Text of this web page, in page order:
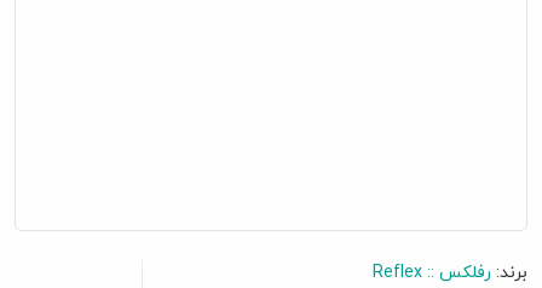
برند: رفلکس :: Reflex